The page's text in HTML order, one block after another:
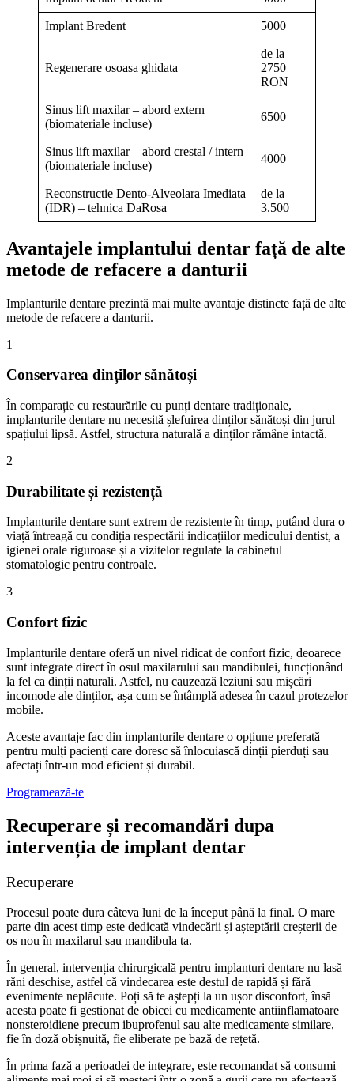
Implant Bredent 5000
Regenerare osoasa ghidata
de la
2750
RON
Sinus lift maxilar – abord extern
(biomateriale incluse)
6500
Sinus lift maxilar – abord crestal / intern
(biomateriale incluse)
4000
Reconstructie Dento-Alveolara Imediata
(IDR) – tehnica DaRosa
de la
3.500
Avantajele implantului dentar față de alte
metode de refacere a danturii
Implanturile dentare prezintă mai multe avantaje distincte față de alte
metode de refacere a danturii.
1
Conservarea dinților sănătoși
În comparație cu restaurările cu punți dentare tradiționale,
implanturile dentare nu necesită șlefuirea dinților sănătoși din jurul
spațiului lipsă. Astfel, structura naturală a dinților rămâne intactă.
2
Durabilitate și rezistență
Implanturile dentare sunt extrem de rezistente în timp, putând dura o
viață întreagă cu condiția respectării indicațiilor medicului dentist, a
igienei orale riguroase și a vizitelor regulate la cabinetul
stomatologic pentru controale.
3
Confort fizic
Implanturile dentare oferă un nivel ridicat de confort fizic, deoarece
sunt integrate direct în osul maxilarului sau mandibulei, funcționând
la fel ca dinții naturali. Astfel, nu cauzează leziuni sau mișcări
incomode ale dinților, așa cum se întâmplă adesea în cazul protezelor
mobile.
Aceste avantaje fac din implanturile dentare o opțiune preferată
pentru mulți pacienți care doresc să înlocuiască dinții pierduți sau
afectați într-un mod eficient și durabil.
Programează-te
Recuperare și recomandări dupa
intervenția de implant dentar
Recuperare
Procesul poate dura câteva luni de la început până la final. O mare
parte din acest timp este dedicată vindecării și așteptării creșterii de
os nou în maxilarul sau mandibula ta.
În general, intervenția chirurgicală pentru implanturi dentare nu lasă
răni deschise, astfel că vindecarea este destul de rapidă și fără
evenimente neplăcute. Poți să te aștepți la un ușor disconfort, însă
acesta poate fi gestionat de obicei cu medicamente antiinflamatoare
nonsteroidiene precum ibuprofenul sau alte medicamente similare,
fie în doză obișnuită, fie eliberate pe bază de rețetă.
În prima fază a perioadei de integrare, este recomandat să consumi